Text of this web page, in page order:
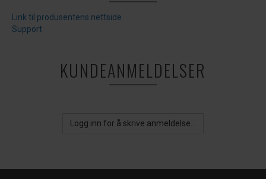
Link til produsentens nettside
Support
KUNDEANMELDELSER
Logg inn for å skrive anmeldelse...